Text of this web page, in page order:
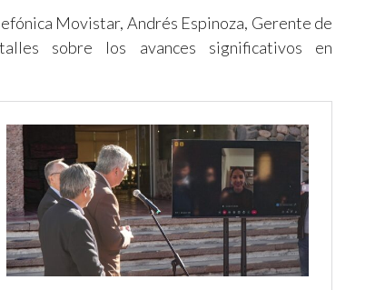
Movistar, Andrés Espinoza, Gerente de
sobre los avances significativos en